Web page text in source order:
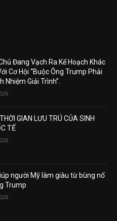
Đang Vạch Ra Kế Hoạch Khác
Cơ Hội “Buộc Ông Trump Phải
Nhiệm Giải Trình”.
GIAN LƯU TRÚ CỦA SINH
TẾ
người Mỹ làm giàu từ bùng nổ
Trump